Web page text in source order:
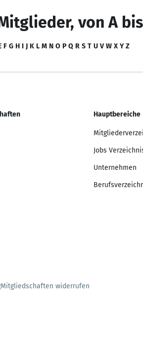
von A
F G H I J K L M N O P Q R S T U V W X Y Z
Hauptbereiche
Jobs
Unternehmen
Mitgliedschaften widerrufen